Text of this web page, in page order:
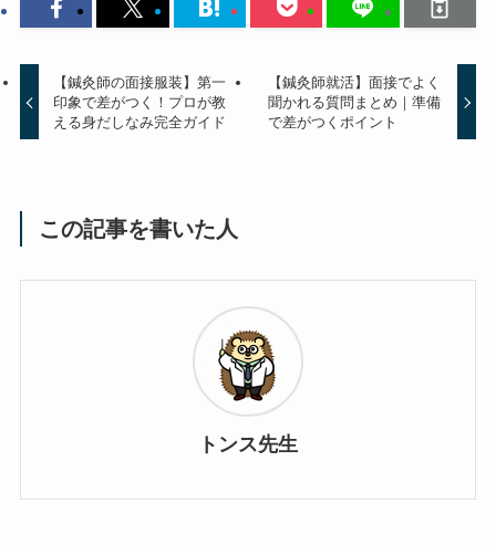
【鍼灸師の面接服装】第一
印象で差がつく！プロが教
える身だしなみ完全ガイド
【鍼灸師就活】面接でよく
聞かれる質問まとめ｜準備
で差がつくポイント
この記事を書いた人
トンス先生